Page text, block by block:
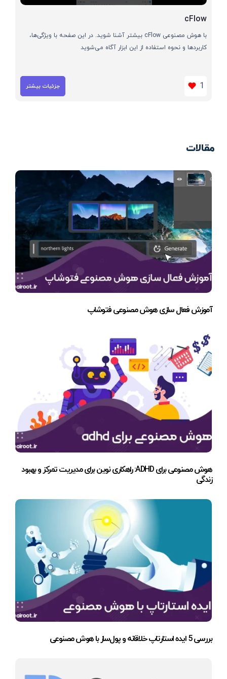
cFlow
با هوش مصنوعی cFlow بیشتر آشنا شوید. در این صفحه با ویژگی‌ها،
کاربردها و نحوه استفاده از این ابزار آگاه می‌شوید
1 جزئیات بیشتر
مقالات
آموزش فعال سازی هوش مصنوعی فتوشاپ
هوش مصنوعی برای ADHD: راهکاری نوین برای مدیریت تمرکز و بهبود
زندگی
بررسی 5 ایده استارتاپ خلاقانه و پول‌ساز با هوش مصنوعی